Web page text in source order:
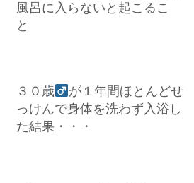
風呂に入らないと起こるこ
と
３０歳
が１年間ほとんどせ
っけんで身体を洗わず入浴し
た結果・・・